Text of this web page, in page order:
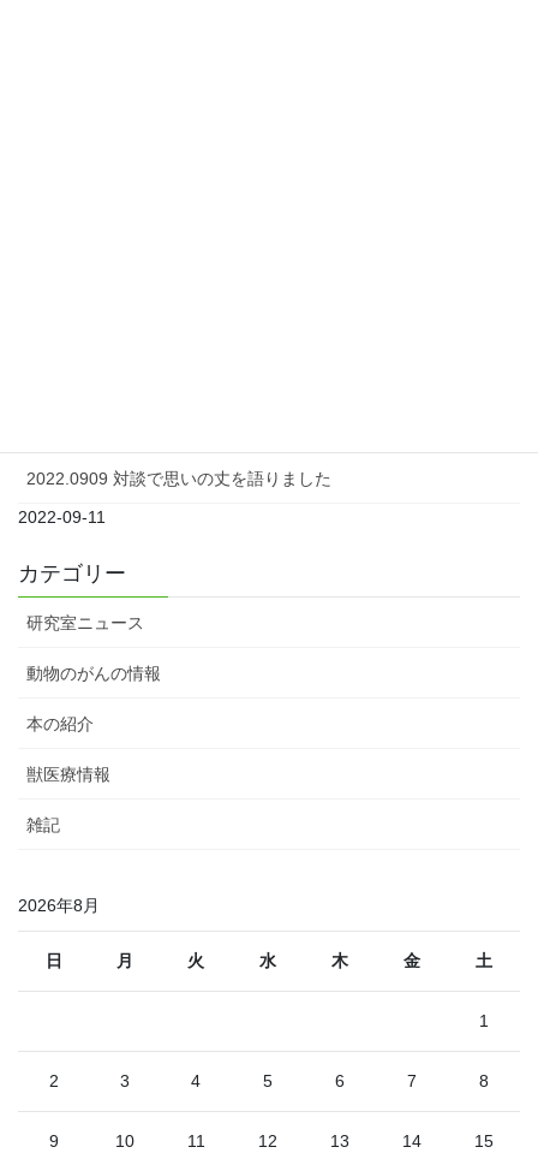
2022.0909 対談で思いの丈を語りました
2022-09-11
カテゴリー
研究室ニュース
動物のがんの情報
本の紹介
獣医療情報
雑記
2026年8月
日 月 火 水 木 金 土
1
2 3 4 5 6 7 8
9 10 11 12 13 14 15